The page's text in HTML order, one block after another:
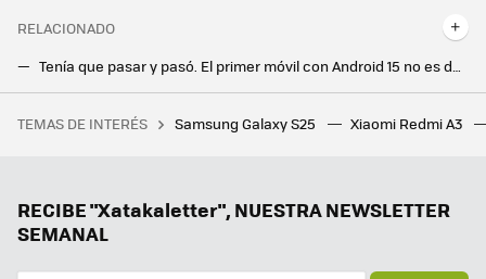
RELACIONADO
Tenía que pasar y pasó. El primer móvil con Android 15 no es de Google ni Samsung, sino de esta marca china
Un joven de 19 años hackeó el iPhone, fue contratado por Apple y terminó despedido por no contestar a un correo
TEMAS DE INTERÉS Samsung Galaxy S25 Xiaomi Redmi A3
RECIBE "Xatakaletter", NUESTRA NEWSLETTER
SEMANAL